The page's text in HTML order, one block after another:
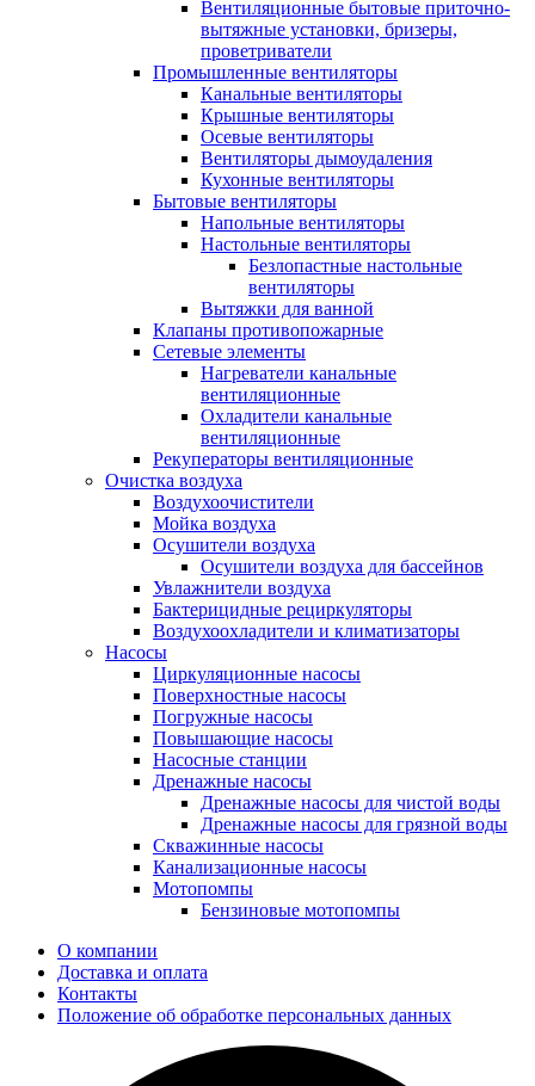
Вентиляционные бытовые приточно-
вытяжные установки, бризеры,
проветриватели
Промышленные вентиляторы
Канальные вентиляторы
Крышные вентиляторы
Осевые вентиляторы
Вентиляторы дымоудаления
Кухонные вентиляторы
Бытовые вентиляторы
Напольные вентиляторы
Настольные вентиляторы
Безлопастные настольные
вентиляторы
Вытяжки для ванной
Клапаны противопожарные
Сетевые элементы
Нагреватели канальные
вентиляционные
Охладители канальные
вентиляционные
Рекуператоры вентиляционные
Очистка воздуха
Воздухоочистители
Мойка воздуха
Осушители воздуха
Осушители воздуха для бассейнов
Увлажнители воздуха
Бактерицидные рециркуляторы
Воздухоохладители и климатизаторы
Насосы
Циркуляционные насосы
Поверхностные насосы
Погружные насосы
Повышающие насосы
Насосные станции
Дренажные насосы
Дренажные насосы для чистой воды
Дренажные насосы для грязной воды
Скважинные насосы
Канализационные насосы
Мотопомпы
Бензиновые мотопомпы
О компании
Доставка и оплата
Контакты
Положение об обработке персональных данных